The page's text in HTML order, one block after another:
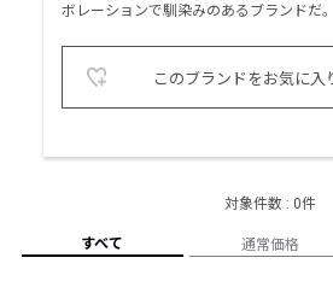
ボレーションで馴染みのあるブランドだ。
このブランドをお気に入
対象件数 : 0件
すべて 通常価格